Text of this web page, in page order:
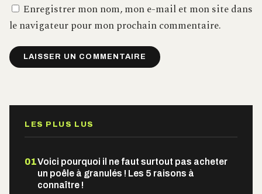
Enregistrer mon nom, mon e-mail et mon site dans
le navigateur pour mon prochain commentaire.
LES PLUS LUS
01Voici pourquoi il ne faut surtout pas acheter
un poêle à granulés ! Les 5 raisons à
connaître !